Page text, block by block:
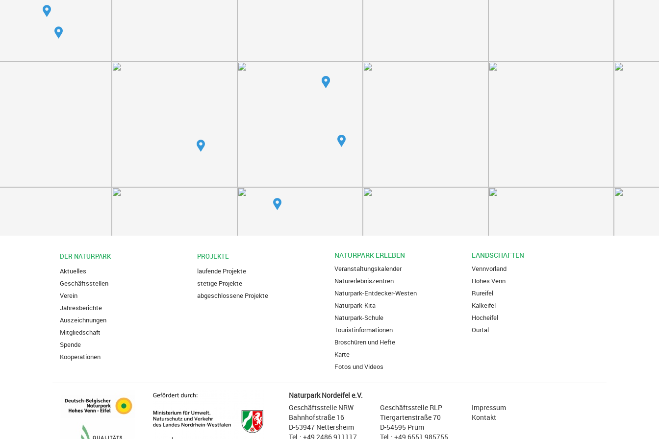
DER NATURPARK
Aktuelles
Geschäftsstellen
Verein
Jahresberichte
Auszeichnungen
Mitgliedschaft
Spende
Kooperationen
PROJEKTE
laufende Projekte
stetige Projekte
abgeschlossene Projekte
NATURPARK ERLEBEN
Veranstaltungskalender
Naturerlebniszentren
Naturpark-Entdecker-Westen
Naturpark-Kita
Naturpark-Schule
Touristinformationen
Broschüren und Hefte
Karte
Fotos und Videos
LANDSCHAFTEN
Vennvorland
Hohes Venn
Rureifel
Kalkeifel
Hocheifel
Ourtal
Naturpark Nordeifel e.V.
Geschäftsstelle NRW
Bahnhofstraße 16
D-53947 Nettersheim
Tel.: +49 2486 911117
Geschäftsstelle RLP
Tiergartenstraße 70
D-54595 Prüm
Tel.: +49 6551 985755
Impressum
Kontakt